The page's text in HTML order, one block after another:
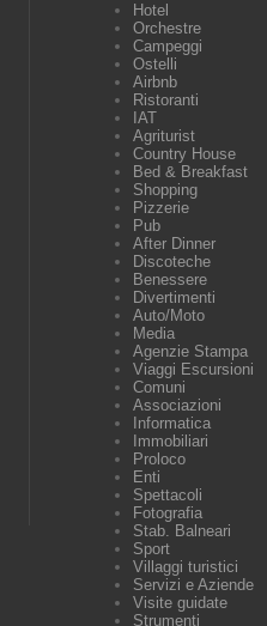
Hotel
Orchestre
Campeggi
Ostelli
Airbnb
Ristoranti
IAT
Agriturist
Country House
Bed & Breakfast
Shopping
Pizzerie
Pub
After Dinner
Discoteche
Benessere
Divertimenti
Auto/Moto
Media
Agenzie Stampa
Viaggi Escursioni
Comuni
Associazioni
Informatica
Immobiliari
Proloco
Enti
Spettacoli
Fotografia
Stab. Balneari
Sport
Villaggi turistici
Servizi e Aziende
Visite guidate
Strumenti